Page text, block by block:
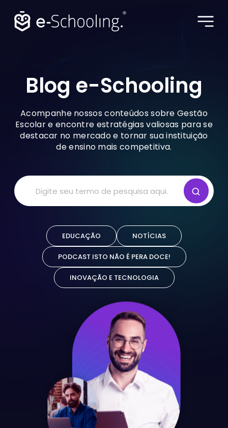
SABER MAIS
Português/PT
Inglês/GB
Blog e-Schooling
Acompanhe nossos conteúdos sobre Gestão
Escolar e encontre estratégias valiosas para se
destacar no mercado e tornar sua instituição
de ensino mais competitiva.
EDUCAÇÃO NOTÍCIAS
PODCAST ISTO NÃO É PERA DOCE!
INOVAÇÃO E TECNOLOGIA